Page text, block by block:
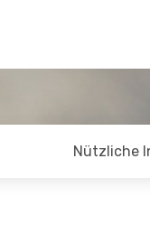
Nützliche